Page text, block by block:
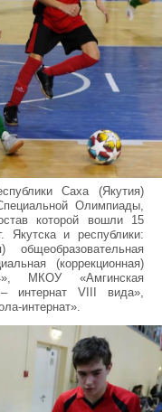
Саха (Якутия)
Олимпиады,
которой вошли 15
Якутска и республики:
общеобразовательная
(коррекционная)
МКОУ «Амгинская
интернат VIII вида»,
интернат».